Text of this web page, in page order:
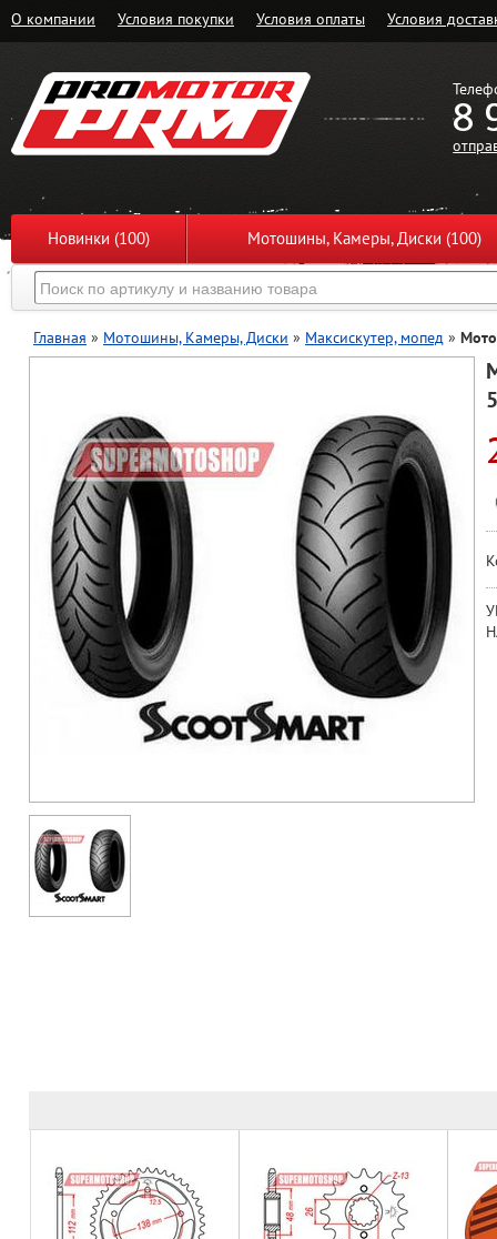
О компании Условия покупки Условия оплаты Условия
8
Новинки (100) Мотошины, Камеры, Диски (100)
Главная » Мотошины, Камеры, Диски » Максискутер, мопед »